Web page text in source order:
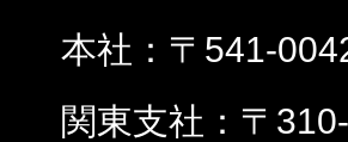
本社
〒541-
関東支社
〒